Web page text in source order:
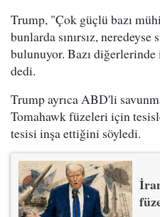
Trump, "Çok güçlü bazı
bunlarda sınırsız, neredeyse
bulunuyor. Bazı diğerlerinde
dedi.
Trump ayrıca ABD'li
Tomahawk füzeleri için
tesisi inşa ettiğini söyledi.